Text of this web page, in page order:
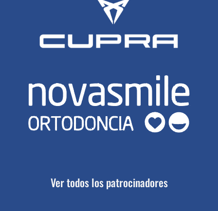
Ver todos los patrocinadores